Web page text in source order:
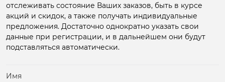
отслеживать состояние Ваших заказов, быть в курсе
акций и скидок, а также получать индивидуальные
предложения. Достаточно однократно указать свои
данные при регистрации, и в дальнейшем они будут
подставляться автоматически.
Имя